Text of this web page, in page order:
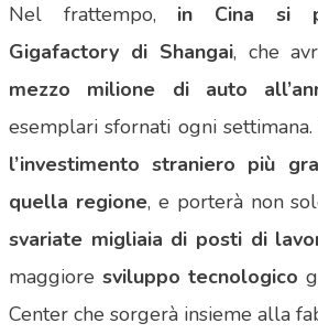
Nel frattempo, in Cina si
Gigafactory di Shangai, che
mezzo milione di auto
esemplari sfornati ogni settimana.
l’investimento straniero più
quella regione, e porterà non
svariate migliaia di posti di
maggiore sviluppo tecnologico
Center che sorgerà insieme alla